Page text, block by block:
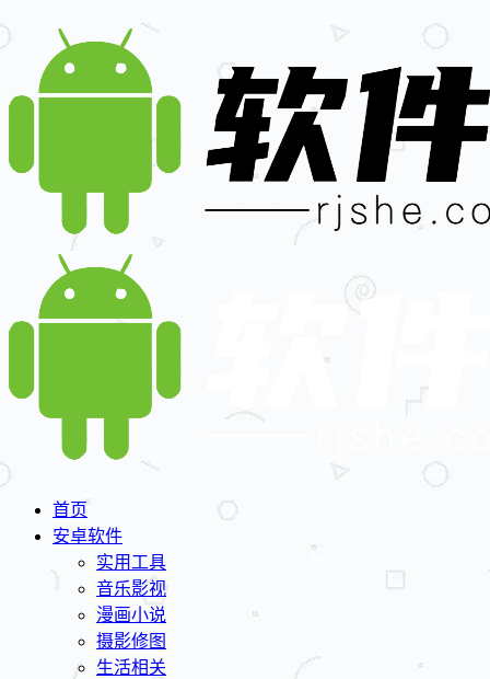
首页
安卓软件
实用工具
音乐影视
漫画小说
摄影修图
生活相关